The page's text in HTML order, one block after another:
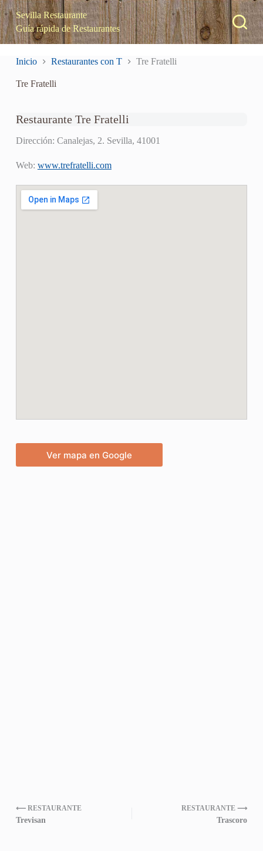
S
a
l
t
n
Sevilla Restaurante
Guía rápida de Restaurantes
Inicio Restaurantes con T Tre Fratelli
Tre Fratelli
Restaurante Tre Fratelli
Dirección: Canalejas, 2. Sevilla, 41001
Web: www.trefratelli.com
Ver mapa en Google
⟵ RESTAURANTE
Trevisan
RESTAURANTE ⟶
Trascoro